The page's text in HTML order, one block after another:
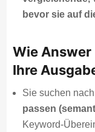
bevor sie auf
Wie
Ihre
Sie suchen
passen
Keyword-